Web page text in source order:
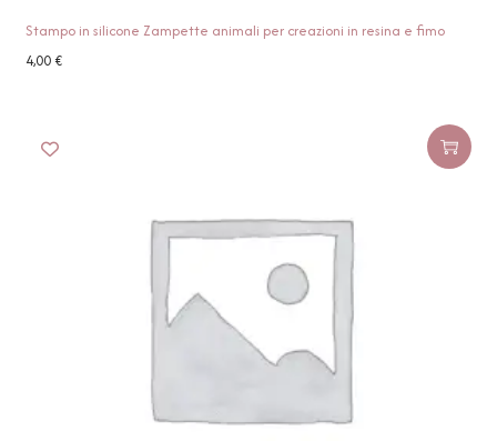
Stampo in silicone Zampette animali per creazioni in resina e fimo
4,00€